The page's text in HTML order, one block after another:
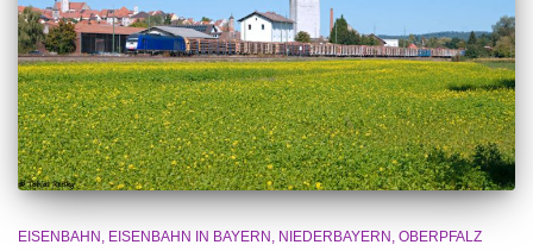
EISENBAHN EISENBAHN IN BAYERN NIEDERBAYERN OBERPFALZ